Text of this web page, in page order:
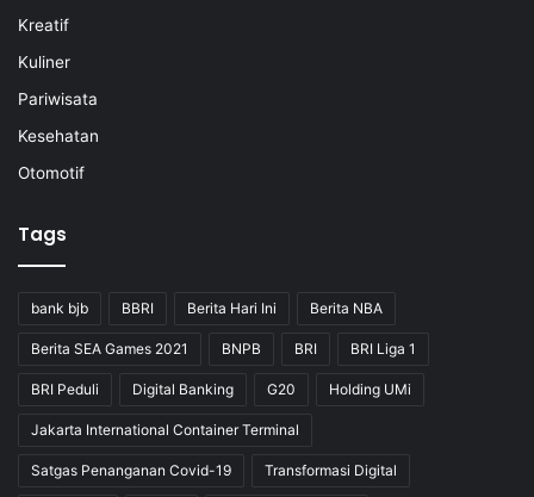
Kreatif
Kuliner
Pariwisata
Kesehatan
Otomotif
Tags
bank bjb BBRI Berita Hari Ini Berita NBA
Berita SEA Games 2021 BNPB BRI BRI Liga 1
BRI Peduli Digital Banking G20 Holding UMi
Jakarta International Container Terminal
Satgas Penanganan Covid-19 Transformasi Digital